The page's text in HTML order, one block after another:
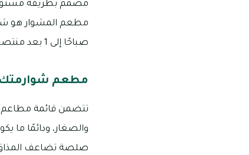
مصمم بطريقة مستوحاة
صباحًا إلى 1 بعد منتصف الليل، ورقم التواصل هو: 1113 223 09
مطعم شوارمتك
تتضمن قائمة مطاعم
والصغار، ودائمًا ما
صلصة تضاعف